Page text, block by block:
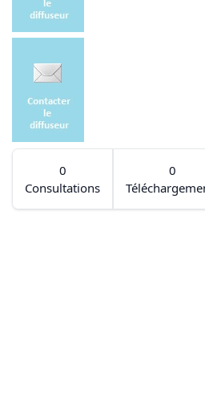
0
Consultations
0